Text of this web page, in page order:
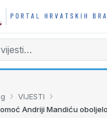
› VIJESTI ›
Andriji Mandiću